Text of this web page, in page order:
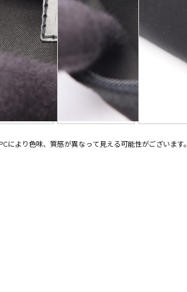
より色味、質感が異なって見える可能性がございます。